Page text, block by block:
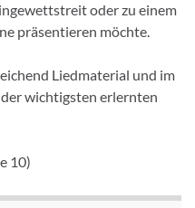
oder zu einem
präsentieren möchte.
Liedmaterial und im
wichtigsten erlernten
10)